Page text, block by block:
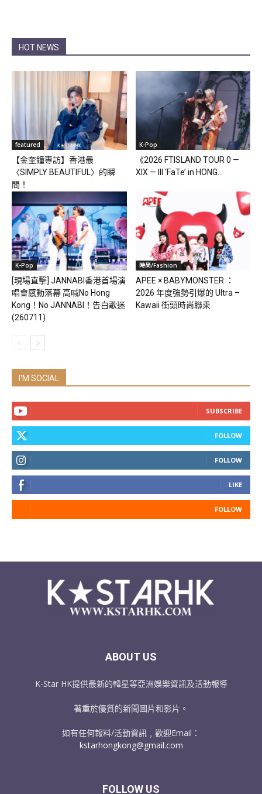
HOT NEWS
featured
【金奎鐘專訪】香港最
〈SIMPLY BEAUTIFUL〉的瞬
間！
K-Pop
《2026 FTISLAND TOUR 0 —
XIX — III ‘FaTe’ in HONG...
K-Pop
[現場直擊] JANNABI香港首場演
唱會感動落幕 高喊No Hong
Kong！No JANNABI！告白歌迷
(260711)
時尚/Fashion
APEE × BABYMONSTER ：
2026 年度強勢引爆的 Ultra –
Kawaii 街頭時尚聯乘
I'M SOCIAL
SUBSCRIBE
FOLLOW
FOLLOW
LIKE
FOLLOW
ABOUT US
K-Star HK提供最新的韓星等亞洲娛樂資訊及活動報導
著重於優質的新聞圖片和影片。
如有任何報料/活動資訊﹐歡迎Email：
kstarhongkong@gmail.com
FOLLOW US